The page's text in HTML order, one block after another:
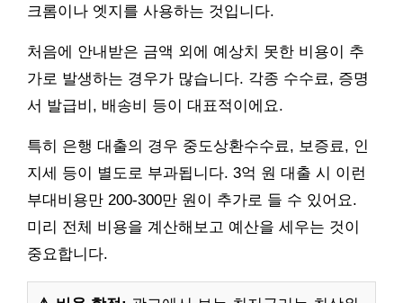
크롬이나 엣지를 사용하는 것입니다.
처음에 안내받은 금액 외에 예상치 못한 비용이 추
가로 발생하는 경우가 많습니다. 각종 수수료, 증명
서 발급비, 배송비 등이 대표적이에요.
특히 은행 대출의 경우 중도상환수수료, 보증료, 인
지세 등이 별도로 부과됩니다. 3억 원 대출 시 이런
부대비용만 200-300만 원이 추가로 들 수 있어요.
미리 전체 비용을 계산해보고 예산을 세우는 것이
중요합니다.